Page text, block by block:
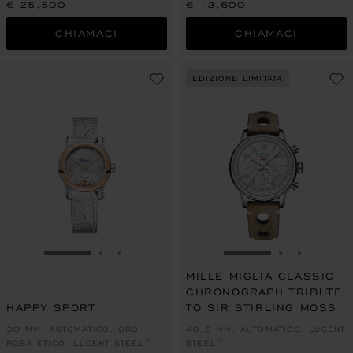
€ 25,500
CHIAMACI
€ 13,600
CHIAMACI
VAI ALLA SLIDE 1VAI ALLA SLIDE 3
HAPPY SPORT
30 MM, AUTOMATICO, ORO
ROSA ETICO, LUCENT STEEL™,
EDIZIONE LIMITATA
VAI ALLA SLIDE 1
MILLE MIGLIA CLASSIC
CHRONOGRAPH TRIBUTE
TO SIR STIRLING MOSS
40.5 MM, AUTOMATICO, LUCENT
STEEL™